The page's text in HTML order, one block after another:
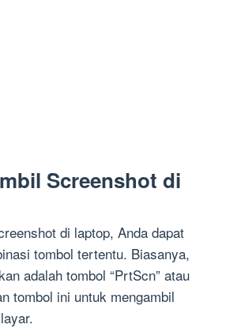
Screenshot di
di laptop, Anda dapat
tombol tertentu. Biasanya,
adalah tombol “PrtScn” atau
tombol ini untuk mengambil